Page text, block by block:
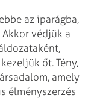
az iparágba,
védjük a
őt. Tény,
amely
élményszerzés